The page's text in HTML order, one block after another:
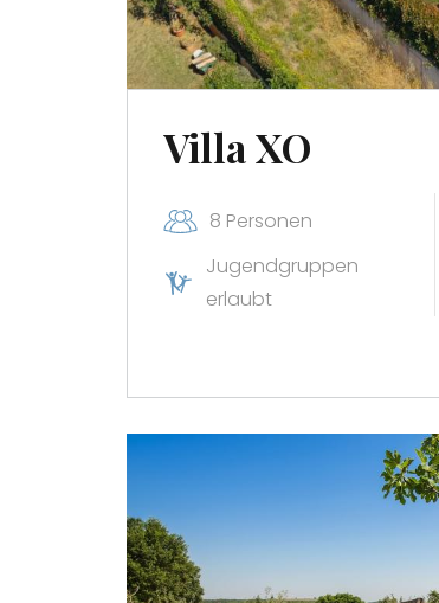
Villa XO
8 Personen
Jugendgruppen
erlaubt